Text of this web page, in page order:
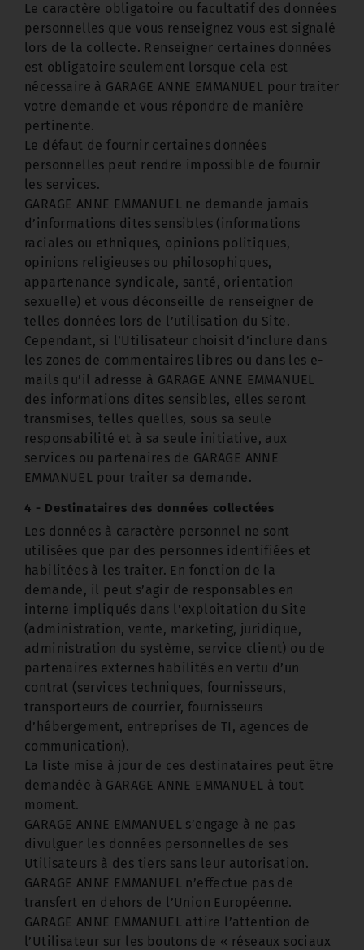
Le caractère obligatoire ou facultatif des données
personnelles que vous renseignez vous est signalé
lors de la collecte. Renseigner certaines données
est obligatoire seulement lorsque cela est
nécessaire à GARAGE ANNE EMMANUEL pour traiter
votre demande et vous répondre de manière
pertinente.
Le défaut de fournir certaines données
personnelles peut rendre impossible de fournir
les services.
GARAGE ANNE EMMANUEL ne demande jamais
d’informations dites sensibles (informations
raciales ou ethniques, opinions politiques,
opinions religieuses ou philosophiques,
appartenance syndicale, santé, orientation
sexuelle) et vous déconseille de renseigner de
telles données lors de l’utilisation du Site.
Cependant, si l’Utilisateur choisit d’inclure dans
les zones de commentaires libres ou dans les e-
mails qu’il adresse à GARAGE ANNE EMMANUEL
des informations dites sensibles, elles seront
transmises, telles quelles, sous sa seule
responsabilité et à sa seule initiative, aux
services ou partenaires de GARAGE ANNE
EMMANUEL pour traiter sa demande.
4 - Destinataires des données collectées
Les données à caractère personnel ne sont
utilisées que par des personnes identifiées et
habilitées à les traiter. En fonction de la
demande, il peut s’agir de responsables en
interne impliqués dans l'exploitation du Site
(administration, vente, marketing, juridique,
administration du système, service client) ou de
partenaires externes habilités en vertu d’un
contrat (services techniques, fournisseurs,
transporteurs de courrier, fournisseurs
d’hébergement, entreprises de TI, agences de
communication).
La liste mise à jour de ces destinataires peut être
demandée à GARAGE ANNE EMMANUEL à tout
moment.
GARAGE ANNE EMMANUEL s’engage à ne pas
divulguer les données personnelles de ses
Utilisateurs à des tiers sans leur autorisation.
GARAGE ANNE EMMANUEL n’effectue pas de
transfert en dehors de l’Union Européenne.
GARAGE ANNE EMMANUEL attire l’attention de
l’Utilisateur sur les boutons de « réseaux sociaux